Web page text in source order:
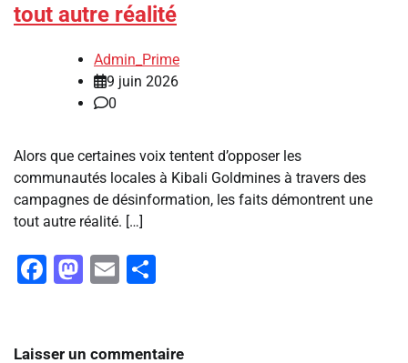
tout autre réalité
Admin_Prime
9 juin 2026
0
Alors que certaines voix tentent d’opposer les
communautés locales à Kibali Goldmines à travers des
campagnes de désinformation, les faits démontrent une
tout autre réalité. […]
Facebook
Mastodon
Email
Laisser un commentaire